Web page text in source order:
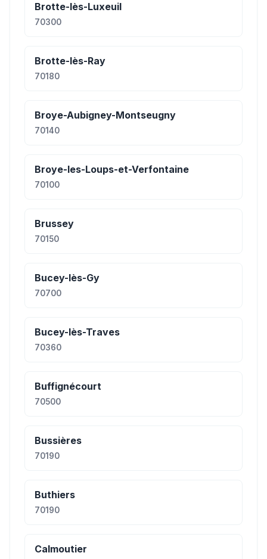
Brotte-lès-Luxeuil
70300
Brotte-lès-Ray
70180
Broye-Aubigney-Montseugny
70140
Broye-les-Loups-et-Verfontaine
70100
Brussey
70150
Bucey-lès-Gy
70700
Bucey-lès-Traves
70360
Buffignécourt
70500
Bussières
70190
Buthiers
70190
Calmoutier